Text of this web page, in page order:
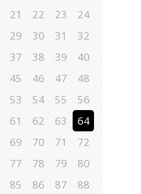
21 22 23
24
29 30 31
32
37 38 39
40
45 46 47
48
53 54 55
56
61 62 63
64
69 70 71
72
77 78 79
80
85 86 87
88